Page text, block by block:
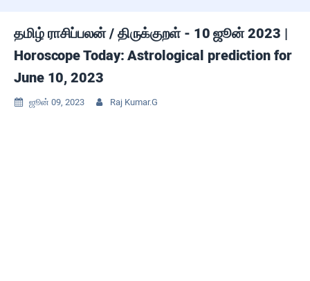
தமிழ் ராசிப்பலன் / திருக்குறள் - 10 ஜூன் 2023 |
Horoscope Today: Astrological prediction for
June 10, 2023
 ஜூன் 09, 2023  Raj Kumar.G